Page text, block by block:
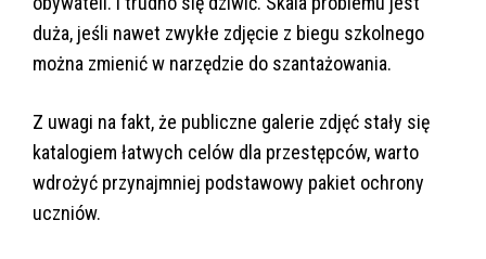
duża, jeśli nawet zwykłe zdjęcie z biegu szkolnego
można zmienić w narzędzie do szantażowania.
Z uwagi na fakt, że publiczne galerie zdjęć stały się
katalogiem łatwych celów dla przestępców, warto
wdrożyć przynajmniej podstawowy pakiet ochrony
uczniów.